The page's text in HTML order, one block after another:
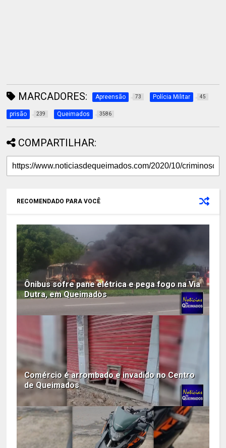
MARCADORES: Apreensão 73 Polícia Militar 45
prisão 239 Queimados 3586
COMPARTILHAR:
RECOMENDADO PARA VOCÊ
Ônibus sofre pane elétrica e pega fogo na Via
Dutra, em Queimados
Comércio é arrombado e invadido no Centro
de Queimados